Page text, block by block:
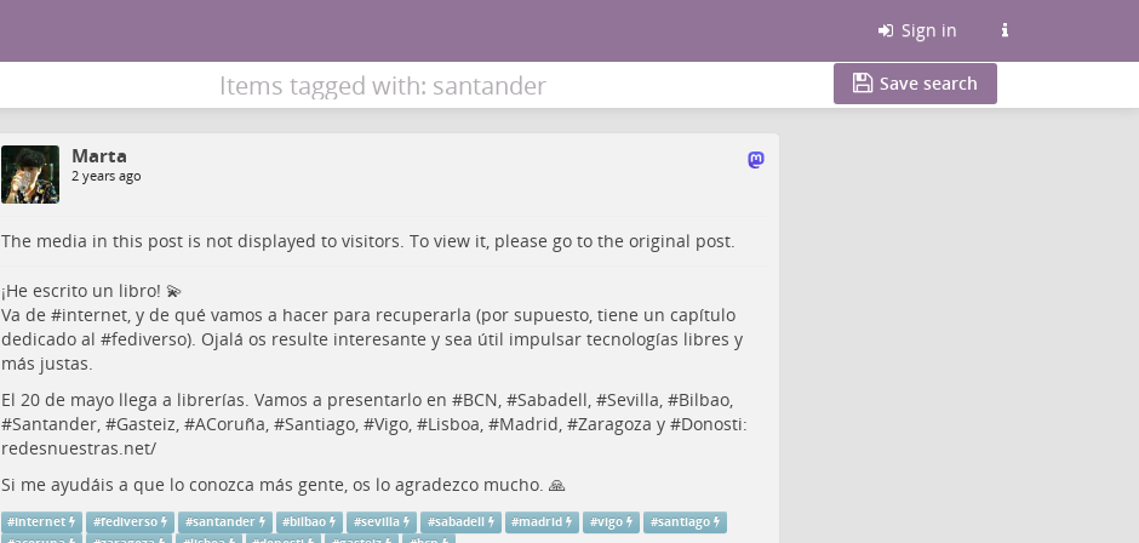
Sign in
Items tagged with: santander Save search
Marta
2 years ago
The media in this post is not displayed to visitors. To view it, please go to the original post.
¡He escrito un libro! 💫
Va de #internet, y de qué vamos a hacer para recuperarla (por supuesto, tiene un capítulo
dedicado al #fediverso). Ojalá os resulte interesante y sea útil impulsar tecnologías libres y
más justas.
El 20 de mayo llega a librerías. Vamos a presentarlo en #BCN, #Sabadell, #Sevilla, #Bilbao,
#Santander, #Gasteiz, #ACoruña, #Santiago, #Vigo, #Lisboa, #Madrid, #Zaragoza y #Donosti:
redesnuestras.net/
Si me ayudáis a que lo conozca más gente, os lo agradezco mucho. 🙏
#Internet #fediverso #santander #bilbao #sevilla #sabadell #madrid #vigo #santiago